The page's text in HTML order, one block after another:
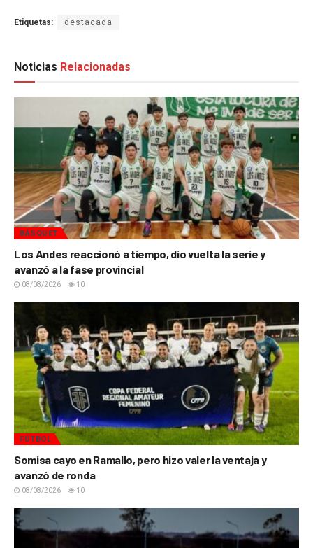
Etiquetas: destacada
Noticias Relacionadas
BÁSQUET
Los Andes reaccionó a tiempo, dio vuelta la serie y
avanzó a la fase provincial
08/08/2026 10
FÚTBOL
Somisa cayo en Ramallo, pero hizo valer la ventaja y
avanzó de ronda
08/08/2026 10